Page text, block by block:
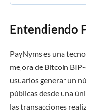
Entendiendo
PayNyms es una
mejora de Bitcoin
usuarios generar un
públicas desde una
las transacciones